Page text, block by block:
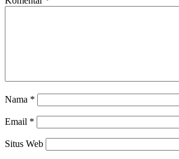
Nama *
Email *
Situs Web